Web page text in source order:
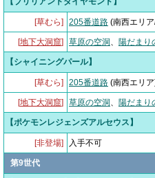
[草むら] 205番道路 (南西エリ
[地下大洞窟] 草原の空洞 、 陽だまり
【シャイニングパール】
[草むら] 205番道路 (南西エリア)
[地下大洞窟] 草原の空洞 、 陽だまり
【ポケモンレジェンズアルセウス】
[非登場] 入手不可
第9世代